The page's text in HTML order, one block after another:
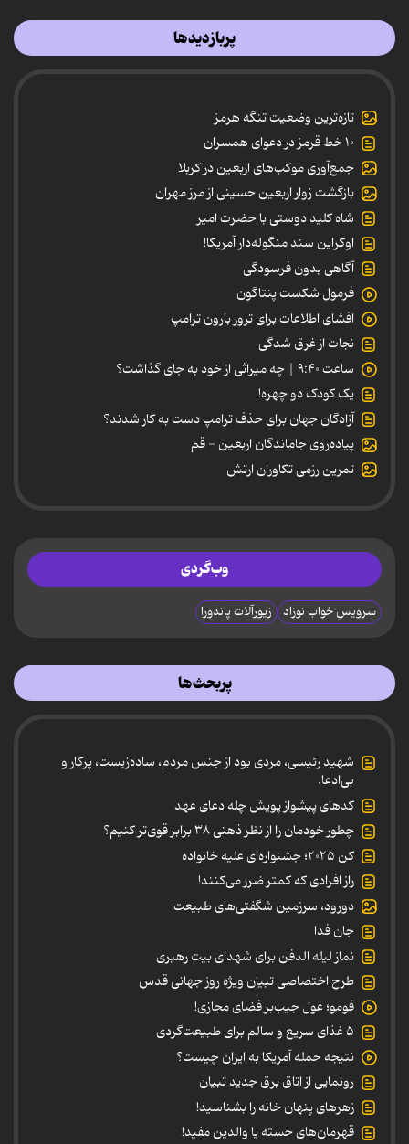
پربازدیدها
تازه‌ترین وضعیت تنگه هرمز
۱۰ خط قرمز در دعوای همسران
جمع‌آوری موکب‌های اربعین در کربلا
بازگشت زوار اربعین حسینی از مرز مهران
شاه کلید دوستی با حضرت امیر
اوکراین سند منگوله‌دار آمریکا!
آگاهی بدون فرسودگی
فرمول شکست پنتاگون
افشای اطلاعات برای ترور بارون ترامپ
نجات از غرق شدگی
ساعت ۹:۴۰ | چه میراثی از خود به جای گذاشت؟
یک کودک دو چهره!
آزادگان جهان برای حذف ترامپ دست به کار شدند؟
پیاده‌روی جاماندگان اربعین - قم
تمرین رزمی تکاوران ارتش
وب‌گردی
سرویس خواب نوزاد زیورآلات پاندورا
پربحث‌ها
شهید رئیسی، مردی بود از جنس مردم، ساده‌زیست، پرکار و
بی‌ادعا.
کدهای پیشواز پویش چله دعای عهد
چطور خودمان را از نظر ذهنی ۳۸ برابر قوی‌تر کنیم؟
کن ۲۰۲۵؛ جشنواره‌ای علیه خانواده
راز افرادی که کمتر ضرر می‌کنند!
دورود، سرزمین شگفتی‌های طبیعت
جان فدا
نماز لیله الدفن برای شهدای بیت رهبری
طرح اختصاصی تبیان ویژه روز جهانی قدس
فومو؛ غول جیب‌بر فضای مجازی!
۵ غذای سریع و سالم برای طبیعت‌گردی
نتیجه حمله آمریکا به ایران چیست؟
رونمایی از اتاق برق جدید تبیان
زهرهای پنهان خانه را بشناسید!
قهرمان‌های خسته یا والدین مفید!